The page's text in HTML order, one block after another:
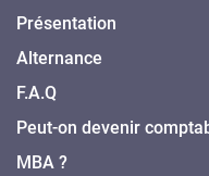
Présentation
Alternance
F.A.Q
Peut-on devenir
MBA ?